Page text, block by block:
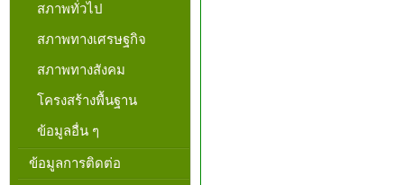
สภาพทั่วไป
สภาพทางเศรษฐกิจ
สภาพทางสังคม
โครงสร้างพื้นฐาน
ข้อมูลอื่น ๆ
ข้อมูลการติดต่อ